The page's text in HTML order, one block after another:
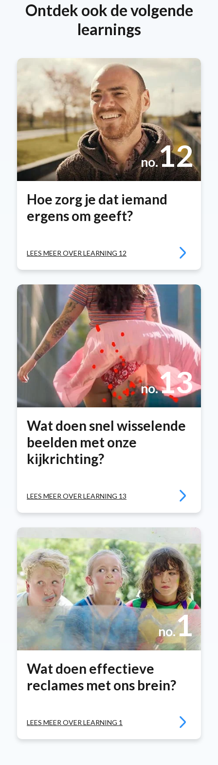
Ontdek ook de volgende
learnings
no.12
Hoe zorg je dat iemand
ergens om geeft?
LEES MEER OVER LEARNING 12
no.13
Wat doen snel wisselende
beelden met onze
kijkrichting?
LEES MEER OVER LEARNING 13
no.1
Wat doen effectieve
reclames met ons brein?
LEES MEER OVER LEARNING 1